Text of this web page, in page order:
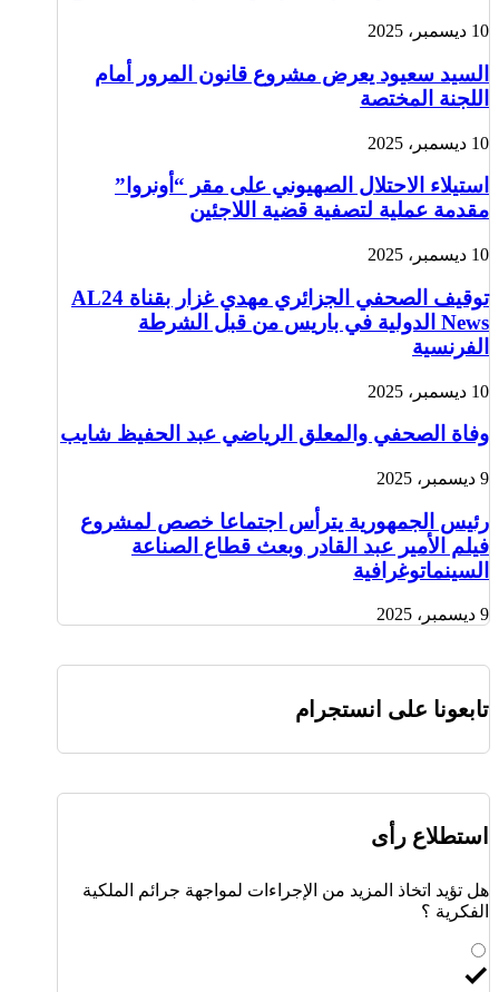
10 ديسمبر، 2025
السيد سعيود يعرض مشروع قانون المرور أمام
اللجنة المختصة
10 ديسمبر، 2025
استيلاء الاحتلال الصهيوني على مقر “أونروا”
مقدمة عملية لتصفية قضية اللاجئين
10 ديسمبر، 2025
توقيف الصحفي الجزائري مهدي غزار بقناة AL24
News الدولية في باريس من قبل الشرطة
الفرنسية
10 ديسمبر، 2025
وفاة الصحفي والمعلق الرياضي عبد الحفيظ شايب
9 ديسمبر، 2025
رئيس الجمهورية يترأس اجتماعا خصص لمشروع
فيلم الأمير عبد القادر وبعث قطاع الصناعة
السينماتوغرافية
9 ديسمبر، 2025
تابعونا على انستجرام
استطلاع رأى
هل تؤيد اتخاذ المزيد من الإجراءات لمواجهة جرائم الملكية
الفكرية ؟